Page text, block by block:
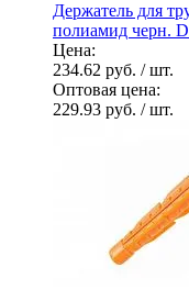
Держатель для
полиамид черн.
Цена:
234.62 руб. / шт.
Оптовая цена:
229.93 руб. / шт.